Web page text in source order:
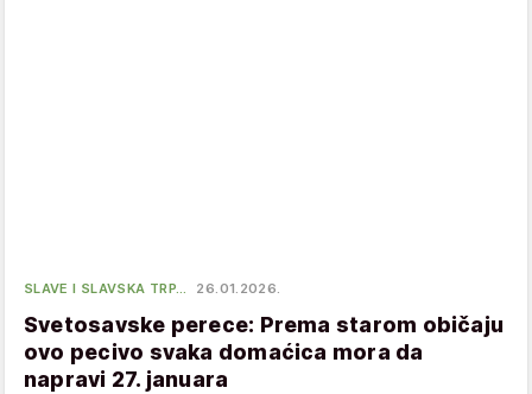
SLAVE I SLAVSKA TRP… 26.01.2026.
Svetosavske perece: Prema starom običaju
ovo pecivo svaka domaćica mora da
napravi 27. januara